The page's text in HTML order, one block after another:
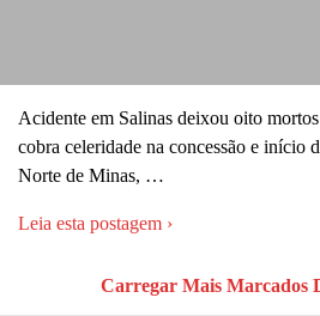
Acidente em Salinas deixou oito
cobra celeridade na concessão e início
Norte de Minas, …
Leia esta postagem ›
Carregar Mais Marcados